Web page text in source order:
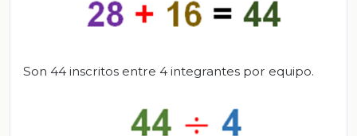
Son 44 inscritos entre 4 integrantes por equipo.